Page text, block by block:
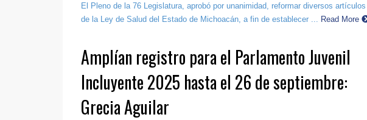
El Pleno de la 76 Legislatura, aprobó por unanimidad, reformar diversos artículos
de la Ley de Salud del Estado de Michoacán, a fin de establecer ...
Read More
Amplían registro para el Parlamento Juvenil
Incluyente 2025 hasta el 26 de septiembre:
Grecia Aguilar